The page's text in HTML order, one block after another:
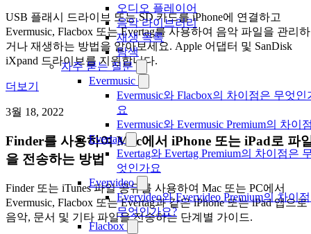
오디오 플레이어
음악 라이브러리
재생 목록
탐색
자주 묻는 질문
Evermusic
Evermusic와 Flacbox의 차이점은 무엇인
요
Evermusic와 Evermusic Premium의 차이
Evertag
Evertag와 Evertag Premium의 차이점은
엇인가요
Evervideo
Evervideo와 Evervideo Premium의 차이
무엇인가요?
Flacbox
USB 플래시 드라이브 또는 SD 카드를 iPhone에 연결하고
Evermusic, Flacbox 또는 Evertag를 사용하여 음악 파일을 관리하
거나 재생하는 방법을 알아보세요. Apple 어댑터 및 SanDisk
iXpand 드라이브를 지원합니다.
더보기
3월 18, 2022
Finder를 사용하여 Mac에서 iPhone 또는 iPad로 파
을 전송하는 방법
Finder 또는 iTunes 파일 공유를 사용하여 Mac 또는 PC에서
Evermusic, Flacbox 또는 Evertag과 같은 iPhone 또는 iPad 앱으로
음악, 문서 및 기타 파일을 전송하는 단계별 가이드.